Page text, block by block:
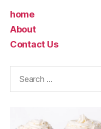
home
About
Contact Us